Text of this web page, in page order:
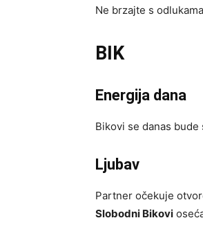
Ne brzajte s
BIK
Energija dana
Bikovi se danas
Ljubav
Partner očekuje
Slobodni Bikovi